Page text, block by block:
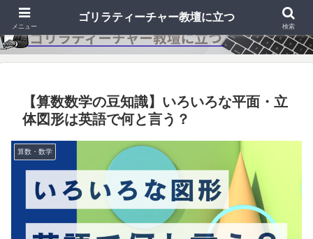
【算数数学の豆知識】いろいろな平面・立
体図形は英語で何と言う？
算数・数学
メニュー
ゴリラティーチャー教壇に立つ
検索